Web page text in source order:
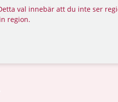
val innebär att du inte ser
region.